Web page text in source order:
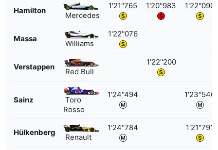
Hamilton
Mercedes
1'21''765 1'20''983 1'22''090
Massa
Williams
1'22''076
Verstappen
Red Bull
1'22''200
Sainz
Toro
Rosso
1'24''494 1'23''540
Hülkenberg
Renault
1'24''784 1'21''791